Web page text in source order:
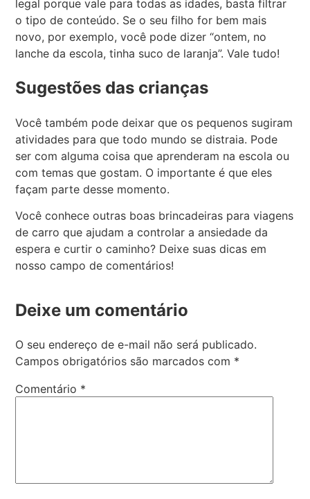
legal porque vale para todas as idades, basta filtrar
o tipo de conteúdo. Se o seu filho for bem mais
novo, por exemplo, você pode dizer “ontem, no
lanche da escola, tinha suco de laranja”. Vale tudo!
Sugestões das crianças
Você também pode deixar que os pequenos sugiram
atividades para que todo mundo se distraia. Pode
ser com alguma coisa que aprenderam na escola ou
com temas que gostam. O importante é que eles
façam parte desse momento.
Você conhece outras boas brincadeiras para viagens
de carro que ajudam a controlar a ansiedade da
espera e curtir o caminho? Deixe suas dicas em
nosso campo de comentários!
Deixe um comentário
O seu endereço de e-mail não será publicado.
Campos obrigatórios são marcados com *
Comentário *